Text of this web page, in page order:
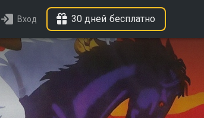
Вход 30 дней бесплатно